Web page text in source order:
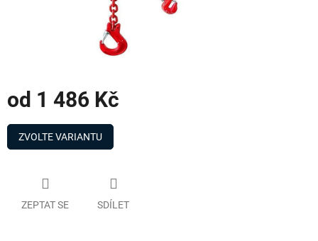
od 1 486 Kč
Měrná
cena:
ZVOLTE VARIANTU
ZEPTAT SE SDÍLET